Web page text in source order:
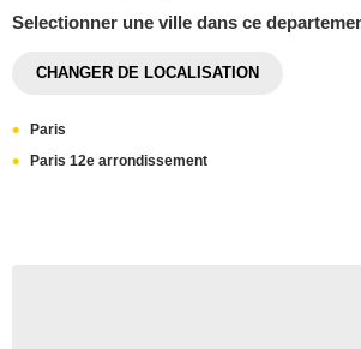
Selectionner une ville dans ce
CHANGER DE LOCALISATION
Paris
Paris 12e arrondissement